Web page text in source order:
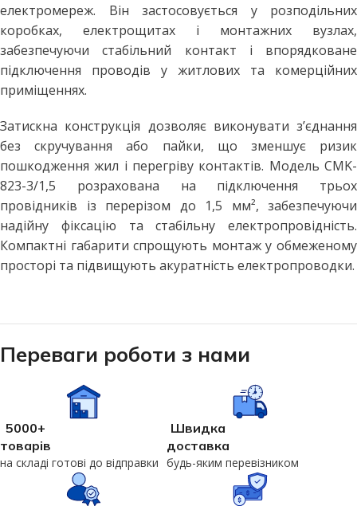
електромереж. Він застосовується у розподільних
коробках, електрощитах і монтажних вузлах,
забезпечуючи стабільний контакт і впорядковане
підключення проводів у житлових та комерційних
приміщеннях.
Затискна конструкція дозволяє виконувати з’єднання
без скручування або пайки, що зменшує ризик
пошкодження жил і перегріву контактів. Модель CMK-
823-3/1,5 розрахована на підключення трьох
провідників із перерізом до 1,5 мм², забезпечуючи
надійну фіксацію та стабільну електропровідність.
Компактні габарити спрощують монтаж у обмеженому
просторі та підвищують акуратність електропроводки.
Переваги роботи з нами
5000+
товарів
на складі готові до відправки
Швидка
доставка
будь-яким перевізником